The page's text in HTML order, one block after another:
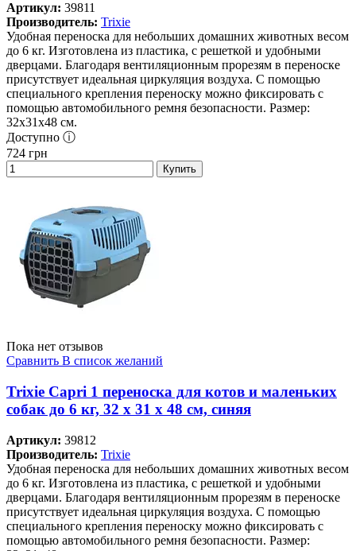
Артикул: 39811
Производитель: Trixie
Удобная переноска для небольших домашних животных весом
до 6 кг. Изготовлена из пластика, с решеткой и удобными
дверцами. Благодаря вентиляционным прорезям в переноске
присутствует идеальная циркуляция воздуха. С помощью
специального крепления переноску можно фиксировать с
помощью автомобильного ремня безопасности. Размер:
32х31х48 см.
Доступно ⓘ
724 грн
Купить
Пока нет отзывов
Сравнить В список желаний
Trixie Capri 1 переноска для котов и маленьких
собак до 6 кг, 32 x 31 x 48 см, синяя
Артикул: 39812
Производитель: Trixie
Удобная переноска для небольших домашних животных весом
до 6 кг. Изготовлена из пластика, с решеткой и удобными
дверцами. Благодаря вентиляционным прорезям в переноске
присутствует идеальная циркуляция воздуха. С помощью
специального крепления переноску можно фиксировать с
помощью автомобильного ремня безопасности. Размер: